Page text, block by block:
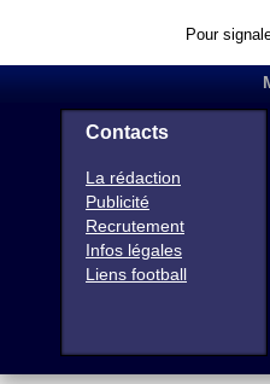
Pour
Contacts
La rédaction
Publicité
Recrutement
Infos légales
Liens football